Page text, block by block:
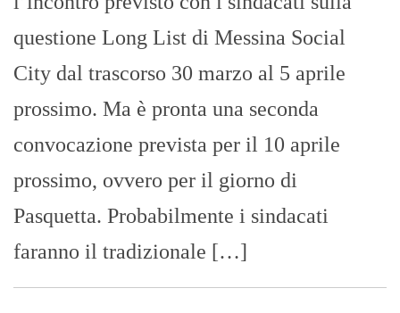
questione Long List di Messina Social
City dal trascorso 30 marzo al 5 aprile
prossimo. Ma è pronta una seconda
convocazione prevista per il 10 aprile
prossimo, ovvero per il giorno di
Pasquetta. Probabilmente i sindacati
faranno il tradizionale […]